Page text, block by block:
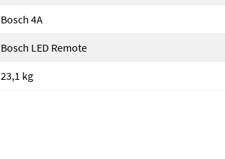
Bosch 4A
Bosch LED Remote
23,1 kg